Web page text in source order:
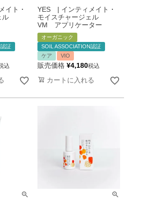
イト・
ル
証
込
YES | インティメイト・
モイスチャージェル
VM アプリケーター
オーガニック
SOIL ASSOCIATION認証
ケア
VIO
販売価格 ¥4,180税込
カートに入れる